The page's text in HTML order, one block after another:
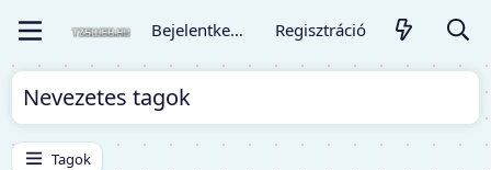
Bejelentkezés Regisztráció
Nevezetes tagok
Tagok